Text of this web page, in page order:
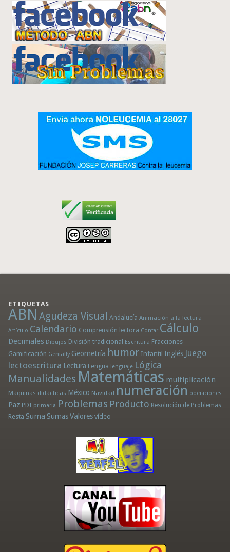
ETIQUETAS
ABN Agudeza Visual Andalucía Animación a la lectura
Artículo Calendario Comprensión lectora Contar Cálculo
Decimales Dibujos División tradicional Escritura Fracciones
Gamificación Genially Geometría humor Infantil Inglés Juego
lectoescritura Lectura Lengua lenguaje Lógica
Manualidades Matemáticas multiplicación
Máquinas didácticas México Navidad numeración operaciones
Paz PDI primaria Problemas Producto Resolución de Problemas
Resta Suma Sumas Valores vídeo